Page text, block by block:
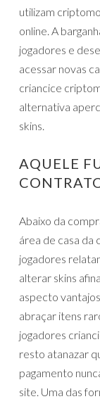
utilizam
online. A
jogadores e
acessar novas
criancice
alternativa
skins.
AQUELE
Abaixo da
área de casa da
jogadores
alterar skins
aspecto
abraçar itens
jogadores
resto atanazar
pagamento
site. Uma das